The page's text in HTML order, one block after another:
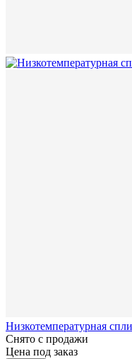
Низкотемпературная
Снято с продажи
Цена под заказ